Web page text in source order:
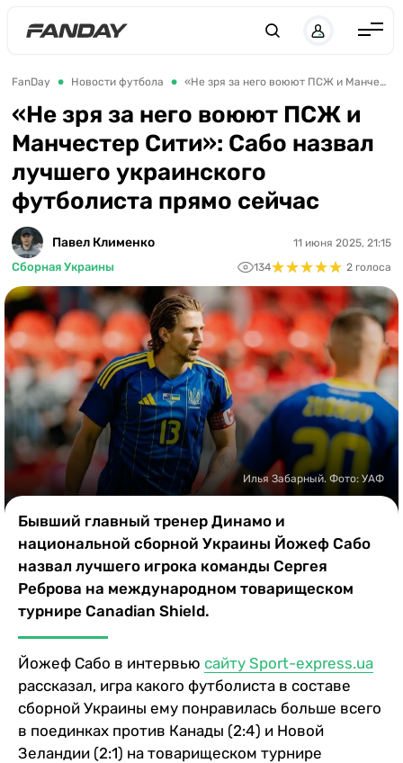
Испания
Германия
Италия
Франция
ЛЧ
ЛЕ
ЧЕ-2028
Букмекеры
Казино
FanDay Новости футбола «Не зря за него воюют ПСЖ и Манчестер Сити»: Сабо назвал лучшего украинского футболиста прямо сейчас
«Не зря за него воюют ПСЖ и
Манчестер Сити»: Сабо назвал
лучшего украинского
футболиста прямо сейчас
Павел Клименко
Сборная Украины
11 июня 2025, 21:15
134★★★★★
★★★★★ 2 голоса
Илья Забарный. Фото: УАФ
Бывший главный тренер Динамо и
национальной сборной Украины Йожеф Сабо
назвал лучшего игрока команды Сергея
Реброва на международном товарищеском
турнире Canadian Shield.
Йожеф Сабо в интервью сайту Sport-express.ua
рассказал, игра какого футболиста в составе
сборной Украины ему понравилась больше всего
в поединках против Канады (2:4) и Новой
Зеландии (2:1) на товарищеском турнире